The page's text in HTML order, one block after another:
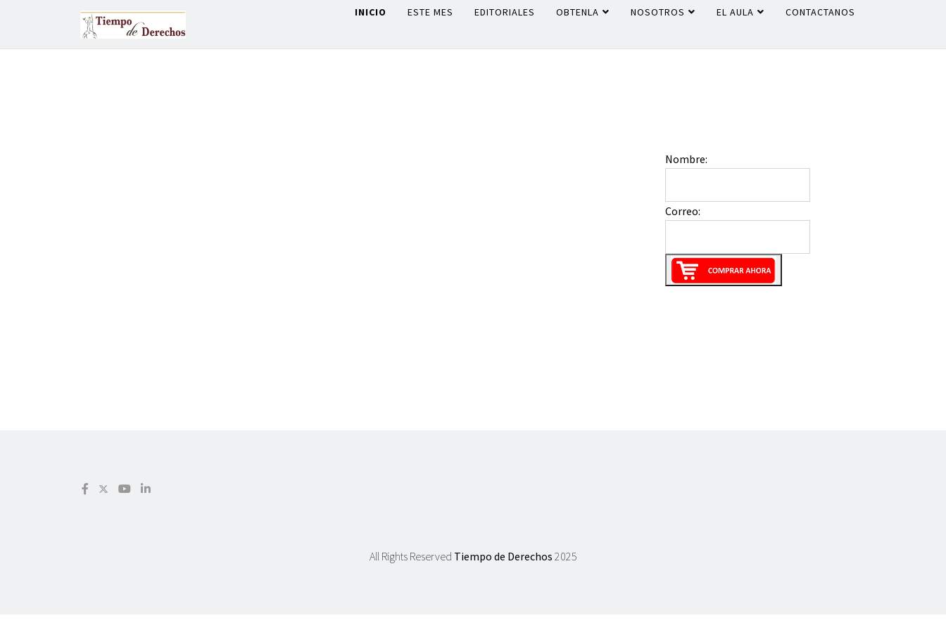
INICIO ESTE MES EDITORIALES OBTENLA NOSOTROS EL AULA CONTACTANOS
Nombre:
Correo:
All Rights Reserved Tiempo de Derechos 2025